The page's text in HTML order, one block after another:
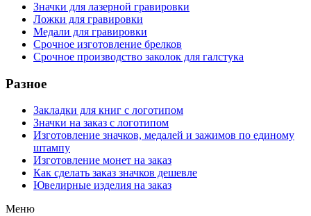
Значки для лазерной гравировки
Ложки для гравировки
Медали для гравировки
Срочное изготовление брелков
Срочное производство заколок для галстука
Разное
Закладки для книг с логотипом
Значки на заказ с логотипом
Изготовление значков, медалей и зажимов по единому
штампу
Изготовление монет на заказ
Как сделать заказ значков дешевле
Ювелирные изделия на заказ
Меню